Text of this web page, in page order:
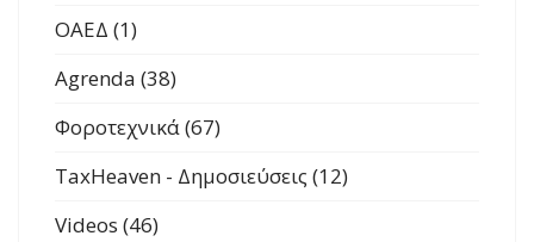
ΟΑΕΔ (1)
Agrenda (38)
Φοροτεχνικά (67)
TaxHeaven - Δημοσιεύσεις (12)
Videos (46)